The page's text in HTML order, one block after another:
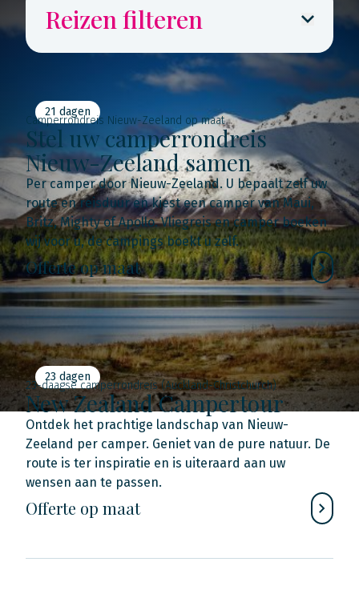
Reizen filteren
21 dagen
Camperrondreis Nieuw-Zeeland op maat
Stel uw camperrondreis
Nieuw-Zeeland samen
Per camper door Nieuw-Zeeland. U bepaalt zelf uw
route en reisduur en kiest een camper van Maui,
Britz, Mighty of Apollo. Vliegreis en camper boeken
wij voor u, de campings boekt u zelf.
Offerte op maat
23 dagen
23-daagse camperrondreis (Auckland-Christchurch)
New Zealand Campertour
Ontdek het prachtige landschap van Nieuw-
Zeeland per camper. Geniet van de pure natuur. De
route is ter inspiratie en is uiteraard aan uw
wensen aan te passen.
Offerte op maat